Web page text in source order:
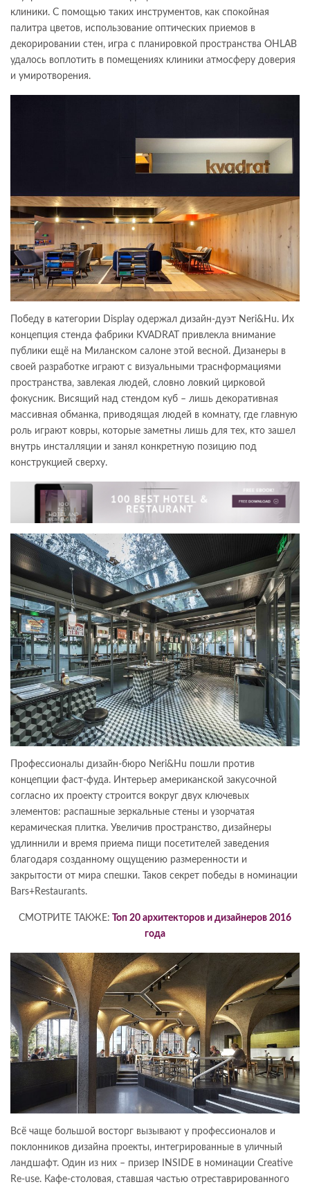
клиники. С помощью таких инструментов, как спокойная
палитра цветов, использование оптических приемов в
декорировании стен, игра с планировкой пространства OHLAB
удалось воплотить в помещениях клиники атмосферу доверия
и умиротворения.
Победу в категории Display одержал дизайн-дуэт Neri&Hu. Их
концепция стенда фабрики KVADRAT привлекла внимание
публики ещё на Миланском салоне этой весной. Дизанеры в
своей разработке играют с визуальными траснформациями
пространства, завлекая людей, словно ловкий цирковой
фокусник. Висящий над стендом куб – лишь декоративная
массивная обманка, приводящая людей в комнату, где главную
роль играют ковры, которые заметны лишь для тех, кто зашел
внутрь инсталляции и занял конкретную позицию под
конструкцией сверху.
Профессионалы дизайн-бюро Neri&Hu пошли против
концепции фаст-фуда. Интерьер американской закусочной
согласно их проекту строится вокруг двух ключевых
элементов: распашные зеркальные стены и узорчатая
керамическая плитка. Увеличив пространство, дизайнеры
удлиннили и время приема пищи посетителей заведения
благодаря созданному ощущению размеренности и
закрытости от мира спешки. Таков секрет победы в номинации
Bars+Restaurants.
СМОТРИТЕ ТАКЖЕ: Топ 20 архитекторов и дизайнеров 2016
года
Всё чаще большой восторг вызывают у профессионалов и
поклонников дизайна проекты, интегрированные в уличный
ландшафт. Один из них – призер INSIDE в номинации Creative
Re-use. Кафе-столовая, ставшая частью отреставрированного